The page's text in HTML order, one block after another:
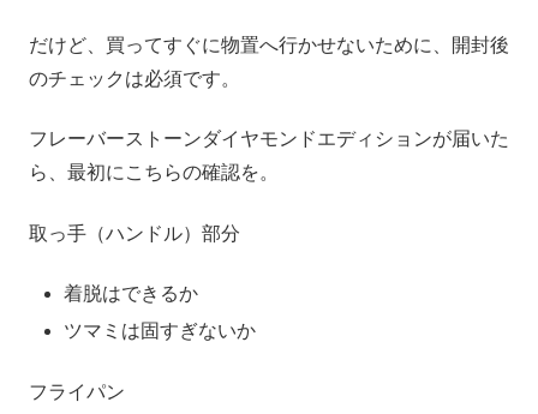
だけど、買ってすぐに物置へ行かせないために、開封後
のチェックは必須です。
フレーバーストーンダイヤモンドエディションが届いた
ら、最初にこちらの確認を。
取っ手（ハンドル）部分
着脱はできるか
ツマミは固すぎないか
フライパン